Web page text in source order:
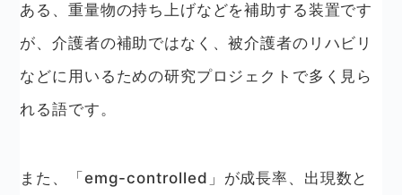
ある、重量物の持ち上げなどを補助する装置です
が、介護者の補助ではなく、被介護者のリハビリ
などに用いるための研究プロジェクトで多く見ら
れる語です。
また、「emg-controlled」が成長率、出現数と